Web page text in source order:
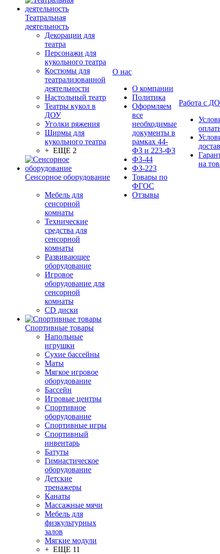
Театральная
деятельность
Декорации для
театра
Персонажи для
кукольного театра
Костюмы для
театрализованной
деятельности
Настольный театр
Театры кукол в
ДОУ
Уголки ряжения
Ширмы для
кукольного театра
+ ЕЩЕ 2
Сенсорное оборудование
Мебель для
сенсорной
комнаты
Технические
средства для
сенсорной
комнаты
Развивающее
оборудование
Игровое
оборудование для
сенсорной
комнаты
CD диски
Спортивные товары
Напольные
игрушки
Сухие бассейны
Маты
Мягкое игровое
оборудование
Бассейн
Игровые центры
Спортивное
оборудование
Спортивные игры
Спортивный
инвентарь
Батуты
Гимнастическое
оборудование
Детские
тренажеры
Канаты
Массажные мячи
Мебель для
физкультурных
залов
Мягкие модули
+ ЕЩЕ 11
О нас
О компании
Политика
Оформляем
все
необходимые
документы в
рамках 44-
ФЗ и 223-ФЗ
ФЗ-44
ФЗ-223
Товары по
ФГОС
Отзывы
Работа с
на